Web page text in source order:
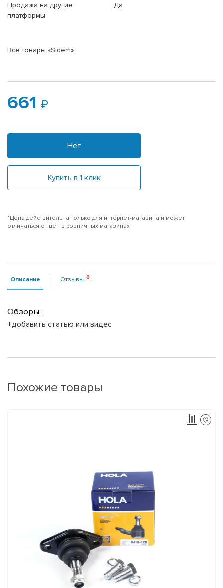
Продажа на другие
платформы
Да
Все товары «Sidem»
661
Нет
Купить в 1 клик
*Цена действительна только для интернет-магазина и может
отличаться от цен в розничных магазинах
Описание Отзывы
Обзоры:
+добавить статью или видео
Похожие товары